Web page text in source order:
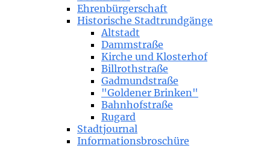
Ehrenbürgerschaft
Historische Stadtrundgänge
Altstadt
Dammstraße
Kirche und Klosterhof
Billrothstraße
Gadmundstraße
"Goldener Brinken"
Bahnhofstraße
Rugard
Stadtjournal
Informationsbroschüre